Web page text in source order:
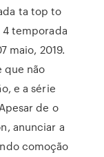
ta top to
4 temporada
maio, 2019.
que não
e a série
de o
anunciar a
comoção